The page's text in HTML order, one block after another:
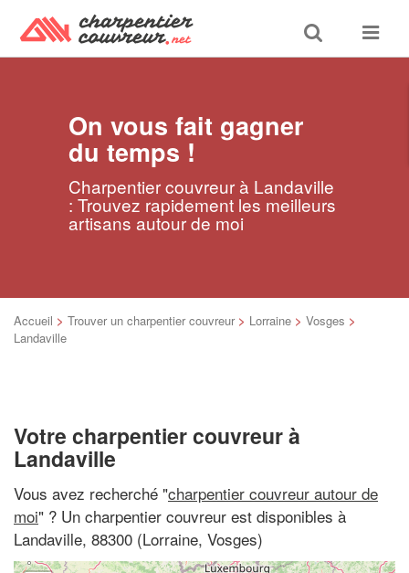
Toggle
search
Toggle
On vous fait gagner
du temps !
Charpentier couvreur à Landaville
: Trouvez rapidement les meilleurs
artisans autour de moi
Accueil > Trouver un charpentier couvreur > Lorraine > Vosges >
Landaville
Votre charpentier couvreur à
Landaville
Vous avez recherché "charpentier couvreur autour de
moi" ? Un charpentier couvreur est disponibles à
Landaville, 88300 (Lorraine, Vosges)